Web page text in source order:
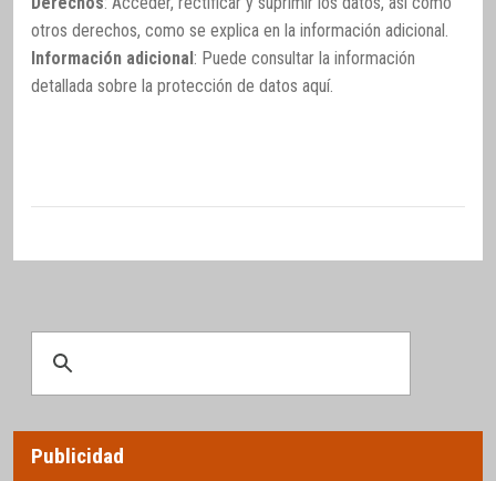
otros derechos, como se explica en la información adicional.
Información adicional: Puede consultar la información
detallada sobre la protección de datos aquí.
Publicidad